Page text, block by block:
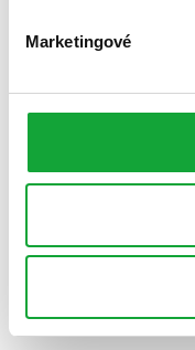
Marketingové